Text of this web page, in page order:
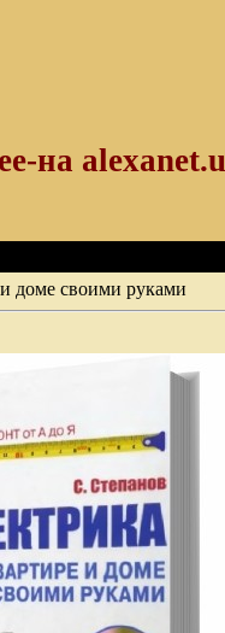
на
доме своими руками